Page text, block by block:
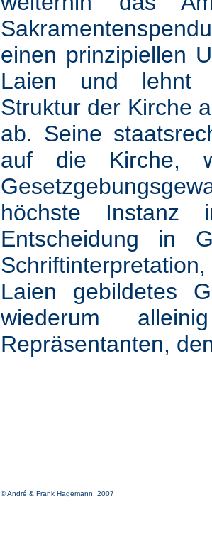
einen prinzipiellen
Laien und lehnt
Struktur der Kirche
ab. Seine
auf die Kirche,
höchste Instanz
Entscheidung in
Laien gebildetes
wiederum
Repräsentanten,
© André & Frank Hagemann, 2007